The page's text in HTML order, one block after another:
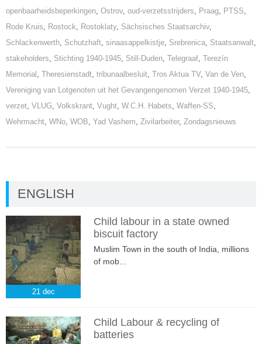
openbaarheidsbeperkingen, Ostrov, oud-verzetsstrijders, Praag, PTSS,
Rode Kruis, Rostock, Rostoklaty, Sächsisches Staatsarchiv,
Schlackenwerth, Schutzhaft, sinaasappelkistje, Srebrenica, Staatsanwalt,
stakeholders, Stichting 1940-1945, Still-Duden, Telegraaf, Terezín
Memorial , Theresienstadt, tribunaalbesluit, Tros Aktua TV, Van de Ven,
Vereniging van Lotgenoten uit het Gevangengenomen Verzet 1940-1945,
verzet, VLUG, Volkskrant, Vught, W.C.H. Habets, Waffen-SS,
Wehrmacht, WNo, WOB, Yad Vashem, Zivilarbeiter, Zondagsnieuws
ENGLISH
21 dec
Child labour in a state owned
biscuit factory
Muslim Town in the south of India, millions
of mob...
Child Labour & recycling of
batteries